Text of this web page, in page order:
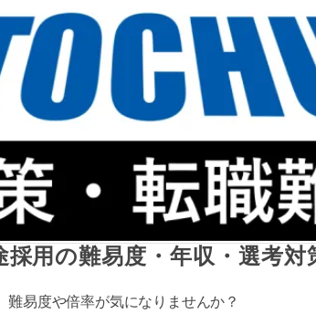
用の難易度・年収・選考対
易度や倍率が気になりませんか？